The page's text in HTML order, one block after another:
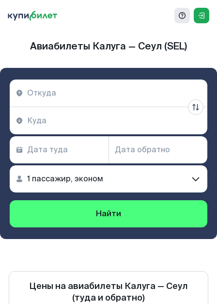
Авиабилеты Калуга — Сеул (SEL)
Найти
Цены на авиабилеты Калуга — Сеул
(туда и обратно)